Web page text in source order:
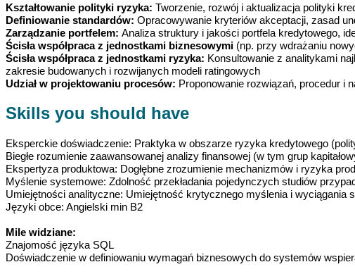
Kształtowanie polityki ryzyka: Tworzenie, rozwój i aktualizacja polityki
Definiowanie standardów: Opracowywanie kryteriów akceptacji, zasad
Zarządzanie portfelem: Analiza struktury i jakości portfela kredytowego,
Ścisła współpraca z jednostkami biznesowymi (np. przy wdrażaniu
Ścisła współpraca z jednostkami ryzyka: Konsultowanie z analitykami
zakresie budowanych i rozwijanych modeli ratingowych
Udział w projektowaniu procesów: Proponowanie rozwiązań, procedur i
Skills you should have
Eksperckie doświadczenie: Praktyka w obszarze ryzyka kredytowego
Biegłe rozumienie zaawansowanej analizy finansowej (w tym grup
Ekspertyza produktowa: Dogłębne zrozumienie mechanizmów i ryzyka
Myślenie systemowe: Zdolność przekładania pojedynczych studiów
Umiejętności analityczne: Umiejętność krytycznego myślenia i wyciągania
Języki obce: Angielski min B2
Mile widziane:
Znajomość języka SQL
Doświadczenie w definiowaniu wymagań biznesowych do systemów